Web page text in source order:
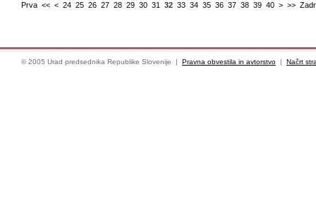
Prva << < 24 25 26 27 28 29 30 31 32 33 34 35 36 37 38 39 40 > >>
© 2005 Urad predsednika Republike Slovenije | Pravna obvestila in avtorstvo | Načrt